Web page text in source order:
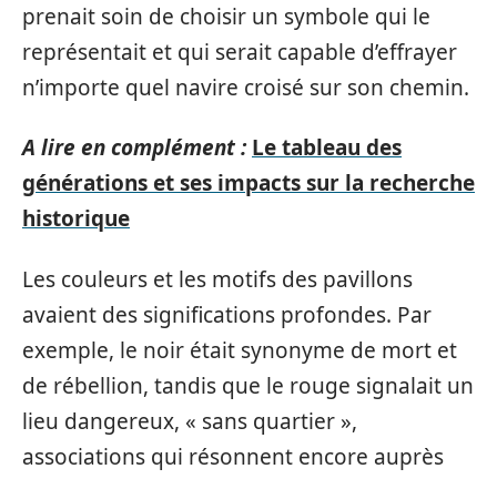
prenait soin de choisir un symbole qui le
représentait et qui serait capable d’effrayer
n’importe quel navire croisé sur son chemin.
A lire en complément : Le tableau des
générations et ses impacts sur la recherche
historique
Les couleurs et les motifs des pavillons
avaient des significations profondes. Par
exemple, le noir était synonyme de mort et
de rébellion, tandis que le rouge signalait un
lieu dangereux, « sans quartier »,
associations qui résonnent encore auprès